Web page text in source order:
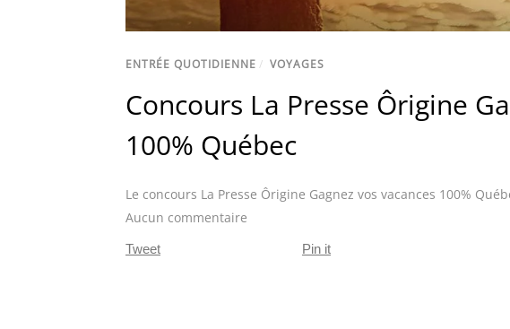
ENTRÉE QUOTIDIENNE / VOYAGES
Concours La Presse Ôrigine
100% Québec
Le concours La Presse Ôrigine Gagnez vos vacances 100%
Aucun commentaire
Tweet Pin it